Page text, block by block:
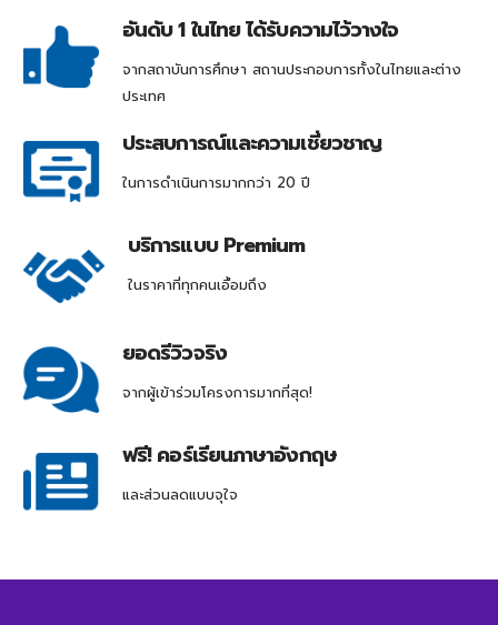
อันดับ 1 ในไทย ได้รับความไว้วางใจ
จากสถาบันการศึกษา สถานประกอบการทั้งในไทยและต่าง
ประเทศ
ประสบการณ์และความเชี่ยวชาญ
ในการดำเนินการมากกว่า 20 ปี
บริการแบบ Premium
ในราคาที่ทุกคนเอื้อมถึง
ยอดรีวิวจริง
จากผู้เข้าร่วมโครงการมากที่สุด!
ฟรี! คอร์เรียนภาษาอังกฤษ
และส่วนลดแบบจุใจ